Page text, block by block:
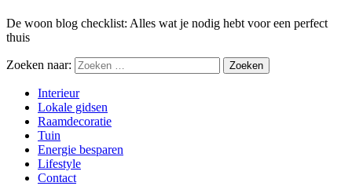
De woon blog checklist: Alles wat je nodig hebt voor een perfect
thuis
Zoeken naar:
Interieur
Lokale gidsen
Raamdecoratie
Tuin
Energie besparen
Lifestyle
Contact